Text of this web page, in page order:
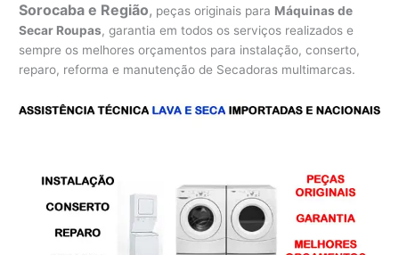
Sorocaba e Região, peças originais para Máquinas de
Secar Roupas, garantia em todos os serviços realizados e
sempre os melhores orçamentos para instalação, conserto,
reparo, reforma e manutenção de Secadoras multimarcas.